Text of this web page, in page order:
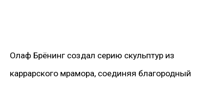
Связаться с нами
Олаф Брёнинг создал серию скульптур из
каррарского мрамора, соединяя благородный